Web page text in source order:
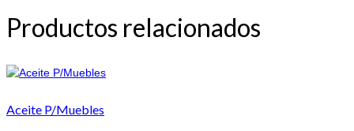
Productos relacionados
Aceite P/Muebles